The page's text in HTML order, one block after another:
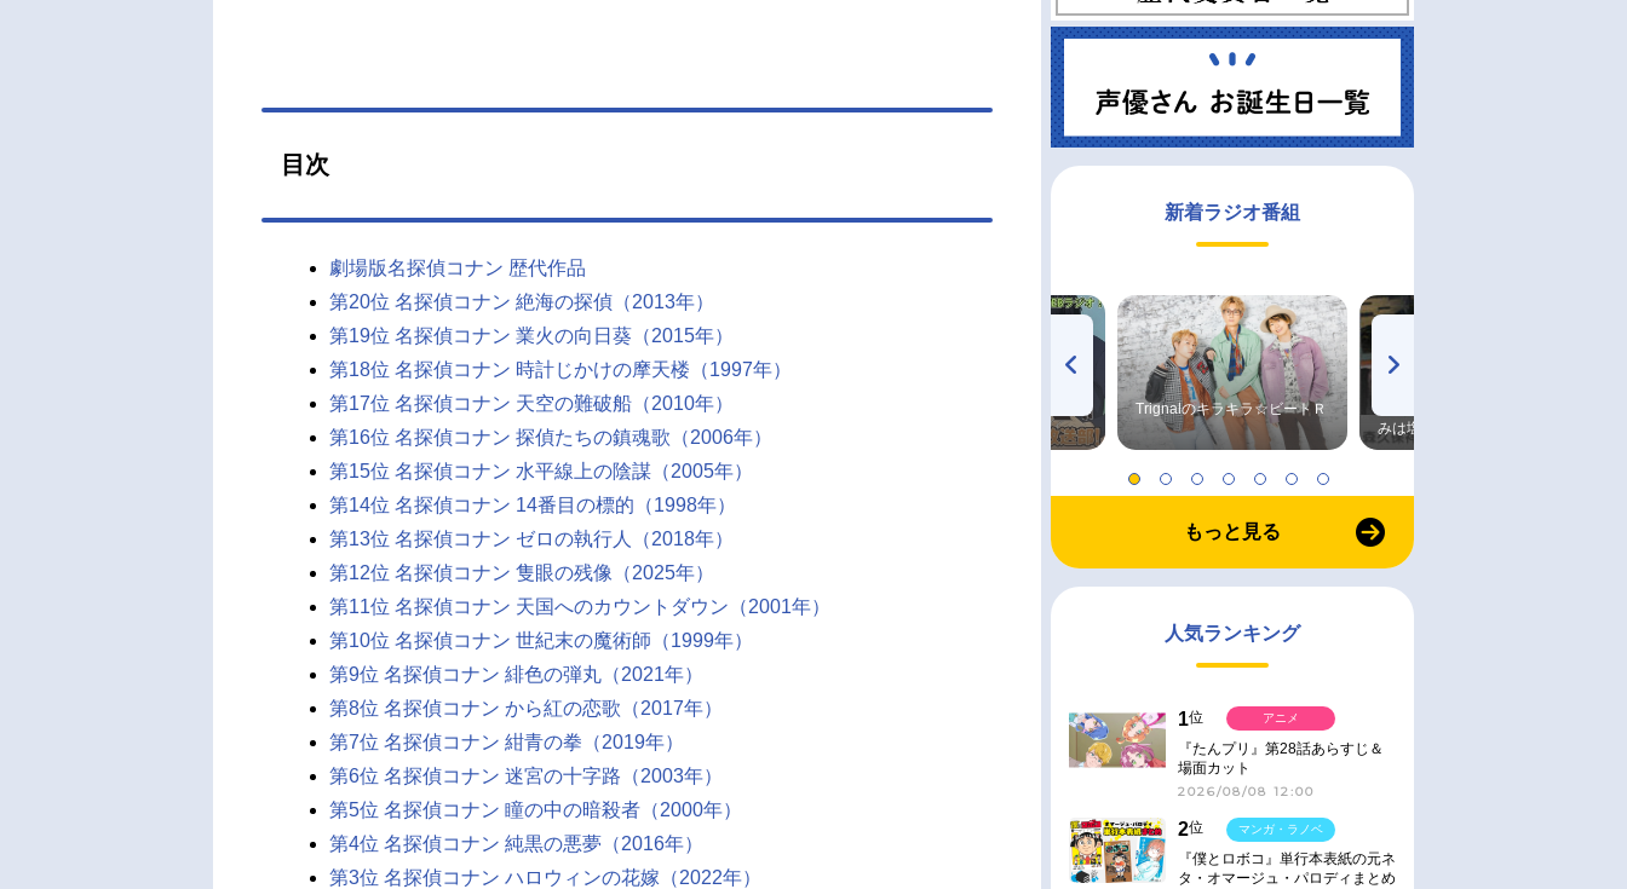
目次
劇場版名探偵コナン 歴代作品
第20位 名探偵コナン 絶海の探偵（2013年）
第19位 名探偵コナン 業火の向日葵（2015年）
第18位 名探偵コナン 時計じかけの摩天楼（1997年）
第17位 名探偵コナン 天空の難破船（2010年）
第16位 名探偵コナン 探偵たちの鎮魂歌（2006年）
第15位 名探偵コナン 水平線上の陰謀（2005年）
第14位 名探偵コナン 14番目の標的（1998年）
第13位 名探偵コナン ゼロの執行人（2018年）
第12位 名探偵コナン 隻眼の残像（2025年）
第11位 名探偵コナン 天国へのカウントダウン（2001年）
第10位 名探偵コナン 世紀末の魔術師（1999年）
第9位 名探偵コナン 緋色の弾丸（2021年）
第8位 名探偵コナン から紅の恋歌（2017年）
第7位 名探偵コナン 紺青の拳（2019年）
第6位 名探偵コナン 迷宮の十字路（2003年）
第5位 名探偵コナン 瞳の中の暗殺者（2000年）
第4位 名探偵コナン 純黒の悪夢（2016年）
第3位 名探偵コナン ハロウィンの花嫁（2022年）
新着ラジオ番組
TVアニメ『戦隊大失格』
radio 大直会 2nd season
Trignalのキラキラ☆ビートＲ
みは塩だけ
もっと見る
人気ランキング
1位
『たんプリ』第28話あらすじ＆
場面カット
2026/08/08 12:00
アニメ
2位
『僕とロボコ』単行本表紙の元ネ
タ・オマージュ・パロディまとめ
マンガ・ラノベ